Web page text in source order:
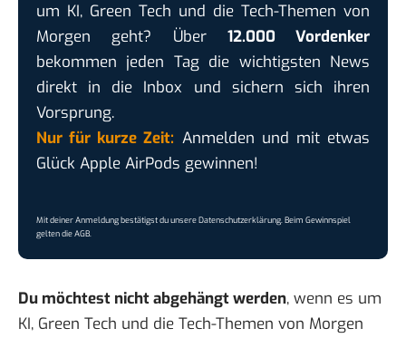
um KI, Green Tech und die Tech-Themen von
Morgen geht? Über 12.000 Vordenker
bekommen jeden Tag die wichtigsten News
direkt in die Inbox und sichern sich ihren
Vorsprung.
Nur für kurze Zeit: Anmelden und mit etwas
Glück Apple AirPods gewinnen!
Mit deiner Anmeldung bestätigst du unsereDatenschutzerklärung. Beim Gewinnspiel
gelten dieAGB.
Du möchtest nicht abgehängt werden, wenn es um
KI, Green Tech und die Tech-Themen von Morgen